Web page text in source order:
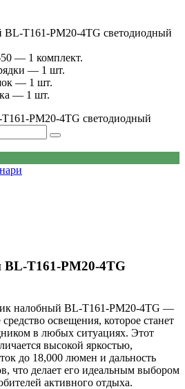
T161-PM20-4TG светодиодный
— 1 комплект.
— 1 шт.
— 1 шт.
— 1 шт.
PM20-4TG светодиодный
T161-PM20-4TG
налобный BL-T161-PM20-4TG —
освещения, которое станет
в любых ситуациях. Этот
высокой яркостью,
до 18,000 люмен и дальность
что делает его идеальным выбором
активного отдыха.